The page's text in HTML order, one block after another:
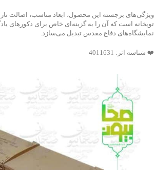
ویژگی‌های برجسته این محصول، ابعاد مناسب، اصالت
توپخانه است که آن را به گزینه‌ای خاص برای دکورهای
نمایشگاه‌های دفاع مقدس تبدیل می‌سازد.
❤️ شناسه اثر: 4011631